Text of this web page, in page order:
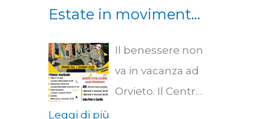
stagione sportiva 2025/2026
dedica a quelli che, a proprio
giudizio, sono stati i migliori
risultati della stagione
Estate in movimento
Agorà: nuovi orari e
promozioni per
studenti
Il benessere non
va in vacanza ad
Orvieto. Il Centro
Leggi di più